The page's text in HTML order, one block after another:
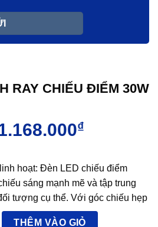
RAY CHIẾU ĐIỂM 30W
2.032.000₫.
₫
là:
1.168.000₫.
hoạt: Đèn LED chiếu điểm
sáng mạnh mẽ và tập trung
tượng cụ thể. Với góc chiếu hẹp
đèn LED thanh ray giúp tạo ra các
THÊM VÀO GIỎ